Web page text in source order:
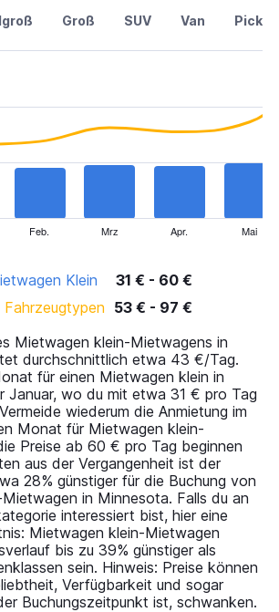
Groß SUV Van Pick-
Feb. Mrz Apr. Mai
Klein
31 € - 60 €
Fahrzeugtypen 53 € - 97 €
Mietwagen klein-Mietwagens in
durchschnittlich etwa 43 €/Tag.
für einen Mietwagen klein in
Januar, wo du mit etwa 31 € pro Tag
wiederum die Anmietung im
Monat für Mietwagen klein-
Preise ab 60 € pro Tag beginnen
aus der Vergangenheit ist der
28% günstiger für die Buchung von
in Minnesota. Falls du an
interessiert bist, hier eine
Mietwagen klein-Mietwagen
bis zu 39% günstiger als
sein. Hinweis: Preise können
Verfügbarkeit und sogar
Buchungszeitpunkt ist, schwanken.